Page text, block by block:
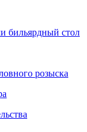
бильярдный стол
розыска